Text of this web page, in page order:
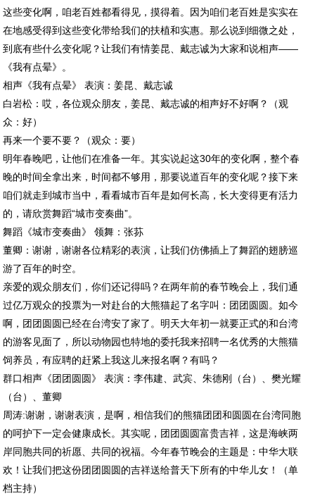
这些变化啊，咱老百姓都看得见，摸得着。因为咱们老百姓是实实在
在地感受得到这些变化带给我们的扶植和实惠。那么说到细微之处，
到底有些什么变化呢？让我们有情姜昆、戴志诚为大家和说相声——
《我有点晕》。
相声《我有点晕》 表演：姜昆、戴志诚
白岩松：哎，各位观众朋友，姜昆、戴志诚的相声好不好啊？（观
众：好）
再来一个要不要？（观众：要）
明年春晚吧，让他们在准备一年。其实说起这30年的变化啊，整个春
晚的时间全拿出来，时间都不够用，那要说道百年的变化呢？接下来
咱们就走到城市当中，看看城市百年是如何长高，长大变得更有活力
的，请欣赏舞蹈“城市变奏曲”。
舞蹈《城市变奏曲》 领舞：张荪
董卿：谢谢，谢谢各位精彩的表演，让我们仿佛插上了舞蹈的翅膀巡
游了百年的时空。
亲爱的观众朋友们，你们还记得吗？在两年前的春节晚会上，我们通
过亿万观众的投票为一对赴台的大熊猫起了名字叫：团团圆圆。如今
啊，团团圆圆已经在台湾安了家了。明天大年初一就要正式的和台湾
的游客见面了，所以动物园也特地的委托我来招聘一名优秀的大熊猫
饲养员，有应聘的赶紧上我这儿来报名啊？有吗？
群口相声《团团圆圆》 表演：李伟建、武宾、朱德刚（台）、樊光耀
（台）、董卿
周涛:谢谢，谢谢表演，是啊，相信我们的熊猫团团和圆圆在台湾同胞
的呵护下一定会健康成长。其实呢，团团圆圆富贵吉祥，这是海峡两
岸同胞共同的祈愿、共同的祝福。今年春节晚会的主题是：中华大联
欢！让我们把这份团团圆圆的吉祥送给普天下所有的中华儿女！（单
档主持）